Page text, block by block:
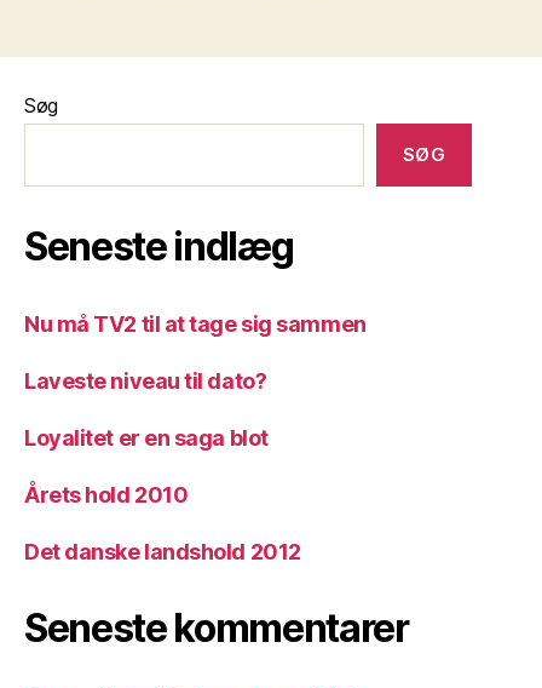
Søg
SØG
Seneste indlæg
Nu må TV2 til at tage sig sammen
Laveste niveau til dato?
Loyalitet er en saga blot
Årets hold 2010
Det danske landshold 2012
Seneste kommentarer